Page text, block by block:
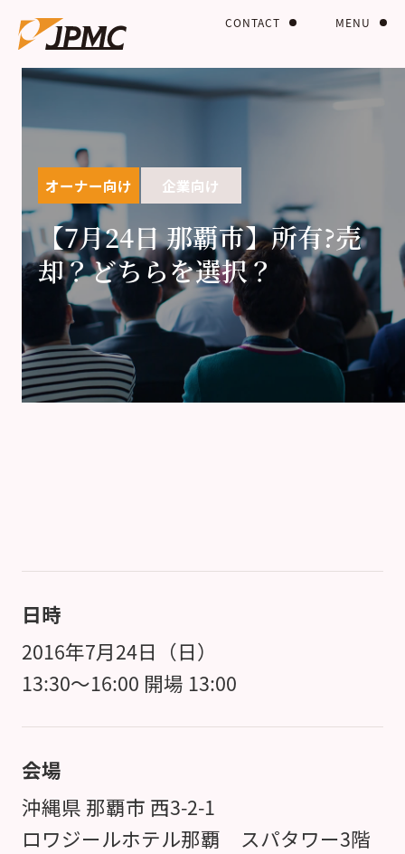
MENU
CONTACT
オーナー向け 企業向け
【7月24日 那覇市】所有?売
却？どちらを選択？
日時
2016年7月24日（日）
13:30～16:00 開場 13:00
会場
沖縄県 那覇市 西3-2-1
ロワジールホテル那覇 スパタワー3階